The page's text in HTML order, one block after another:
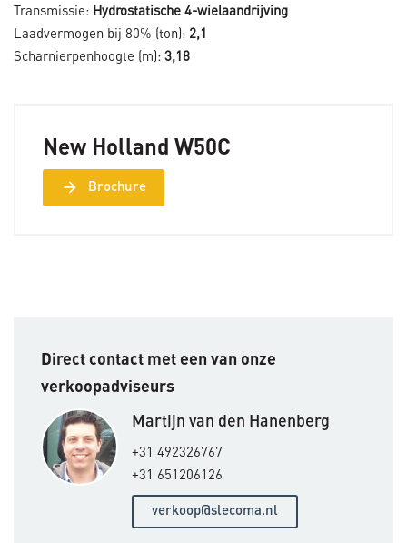
Transmissie: Hydrostatische 4-wielaandrijving
Laadvermogen bij 80% (ton): 2,1
Scharnierpenhoogte (m): 3,18
New Holland W50C
arrow_forward Brochure
Direct contact met een van onze
verkoopadviseurs
Martijn van den Hanenberg
+31 492326767
+31 651206126
verkoop@slecoma.nl